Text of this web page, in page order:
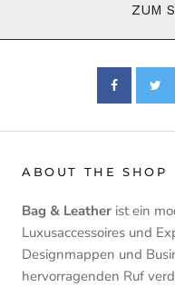
ZUM
ABOUT THE SHOP
Bag & Leather ist ein
Luxusaccessoires und
Designmappen und
hervorragenden Ruf